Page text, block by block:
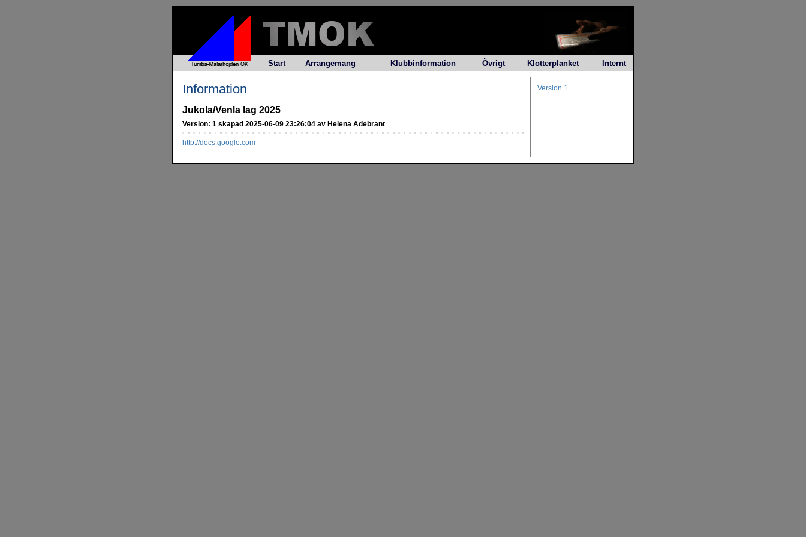
Start Arrangemang Klubbinformation Övrigt Klotterplanket Internt
Information
Jukola/Venla lag 2025
Version: 1 skapad 2025-06-09 23:26:04 av Helena Adebrant
http://docs.google.com
Version 1